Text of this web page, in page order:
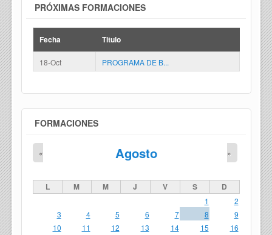
PRÓXIMAS FORMACIONES
Fecha Titulo
18-Oct PROGRAMA DE B...
FORMACIONES
Agosto
« »
L M M J V S D
1
2
3
4 5 6 7 8
9
10
11 12 13 14 15
16